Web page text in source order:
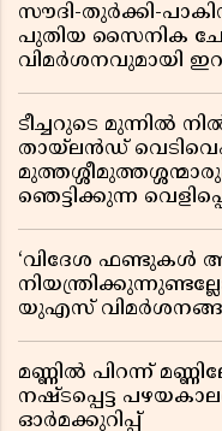
സൗദി-തുർക്കി-
പുതിയ സൈനിക
വിമർശനവുമായി
ടീച്ചറുടെ മുന്നിൽ
തായ്‌ലൻഡ്
ഞെട്ടിക്കുന്ന
‘വിദേശ ഫണ്ടുകൾ
യുഎസ്
മണ്ണിൽ പിറന്ന്
നഷ്ടപ്പെട്ട
ഓർമക്കുറിപ്പ്